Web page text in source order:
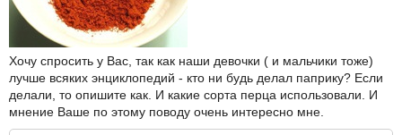
Хочу спросить у Вас, так как наши девочки ( и мальчики тоже)
лучше всяких энциклопедий - кто ни будь делал паприку? Если
делали, то опишите как. И какие сорта перца использовали. И
мнение Ваше по этому поводу очень интересно мне.